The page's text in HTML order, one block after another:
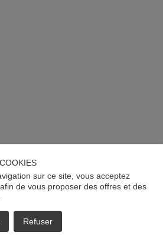
sur ce site, vous acceptez
de vous proposer des offres et des
Refuser